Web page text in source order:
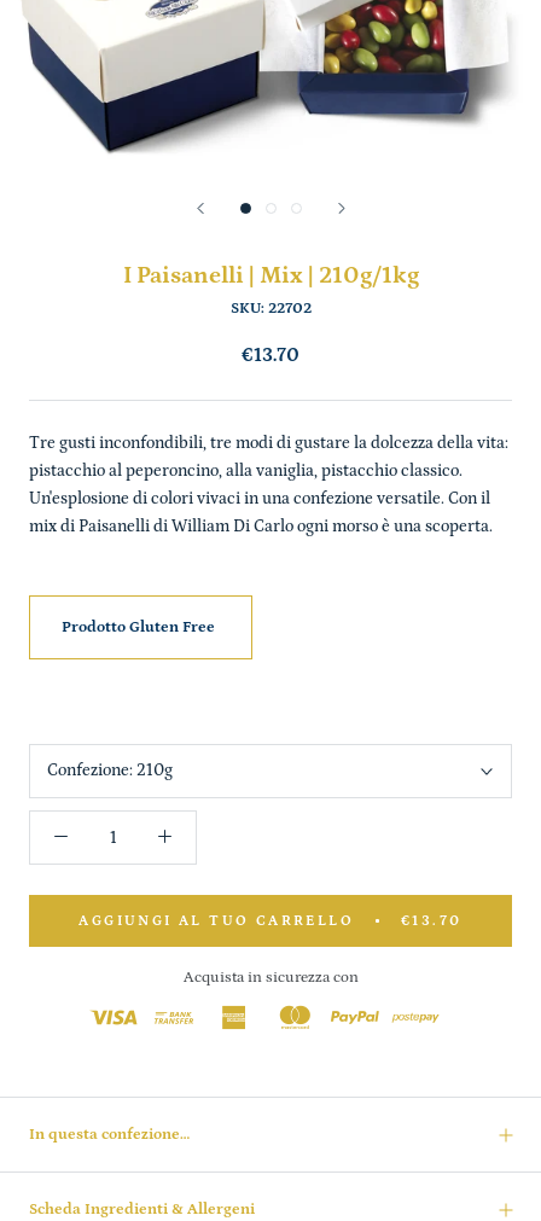
I Paisanelli | Mix | 210g/1kg
SKU: 22702
€13.70
Tre gusti inconfondibili, tre modi di gustare la dolcezza della vita:
pistacchio al peperoncino, alla vaniglia, pistacchio classico.
Un'esplosione di colori vivaci in una confezione versatile. Con il
mix di Paisanelli di William Di Carlo ogni morso è una scoperta.
Prodotto Gluten Free
Confezione:210g
AGGIUNGI AL TUO CARRELLO €13.70
Acquista in sicurezza con
In questa confezione…
Scheda Ingredienti & Allergeni